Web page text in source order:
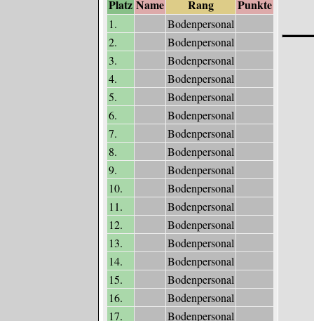
Platz Name Rang Punkte
1.
Bodenpersonal
2.
Bodenpersonal
3.
Bodenpersonal
4.
Bodenpersonal
5.
Bodenpersonal
6.
Bodenpersonal
7.
Bodenpersonal
8.
Bodenpersonal
9.
Bodenpersonal
10.
Bodenpersonal
11.
Bodenpersonal
12.
Bodenpersonal
13.
Bodenpersonal
14.
Bodenpersonal
15.
Bodenpersonal
16.
Bodenpersonal
17.
Bodenpersonal